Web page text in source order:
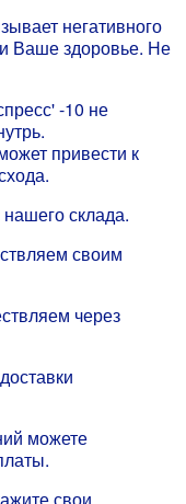
негативного
Ваше здоровье. Не
-10 не
привести к
склада.
своим
через
можете
свои